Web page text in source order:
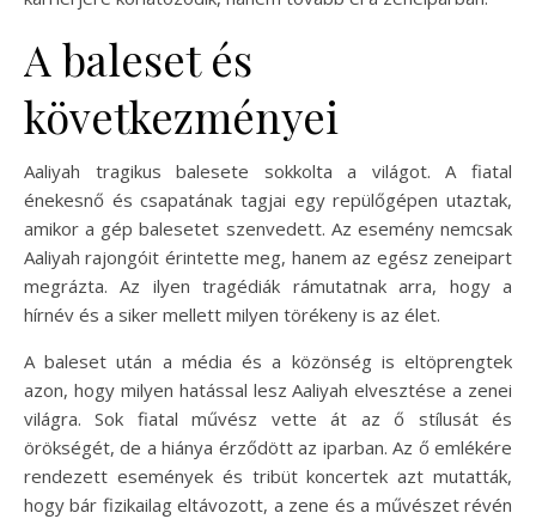
A baleset és
következményei
Aaliyah tragikus balesete sokkolta a világot. A fiatal
énekesnő és csapatának tagjai egy repülőgépen utaztak,
amikor a gép balesetet szenvedett. Az esemény nemcsak
Aaliyah rajongóit érintette meg, hanem az egész zeneipart
megrázta. Az ilyen tragédiák rámutatnak arra, hogy a
hírnév és a siker mellett milyen törékeny is az élet.
A baleset után a média és a közönség is eltöprengtek
azon, hogy milyen hatással lesz Aaliyah elvesztése a zenei
világra. Sok fiatal művész vette át az ő stílusát és
örökségét, de a hiánya érződött az iparban. Az ő emlékére
rendezett események és tribüt koncertek azt mutatták,
hogy bár fizikailag eltávozott, a zene és a művészet révén